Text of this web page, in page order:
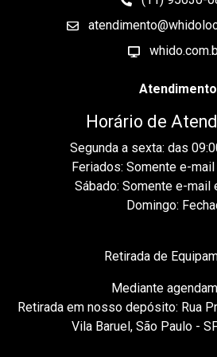
Atendimento
Horário de
Segunda a sexta: das
Feriados: Somente e-
Sábado: Somente e-mail
Domingo:
Retirada de
Mediante
Retirada em nosso depósito: Rua
Vila Baruel, São Paulo -